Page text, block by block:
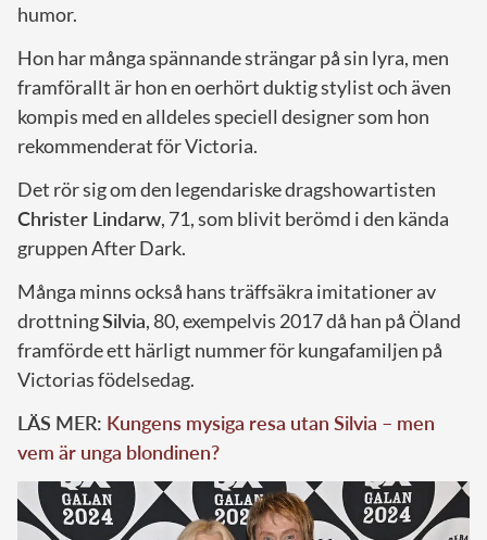
humor.
Hon har många spännande strängar på sin lyra, men
framförallt är hon en oerhört duktig stylist och även
kompis med en alldeles speciell designer som hon
rekommenderat för Victoria.
Det rör sig om den legendariske dragshowartisten
Christer Lindarw, 71, som blivit berömd i den kända
gruppen After Dark.
Många minns också hans träffsäkra imitationer av
drottningSilvia, 80, exempelvis 2017 då han på Öland
framförde ett härligt nummer för kungafamiljen på
Victorias födelsedag.
LÄS MER: Kungens mysiga resa utan Silvia – men
vem är unga blondinen?